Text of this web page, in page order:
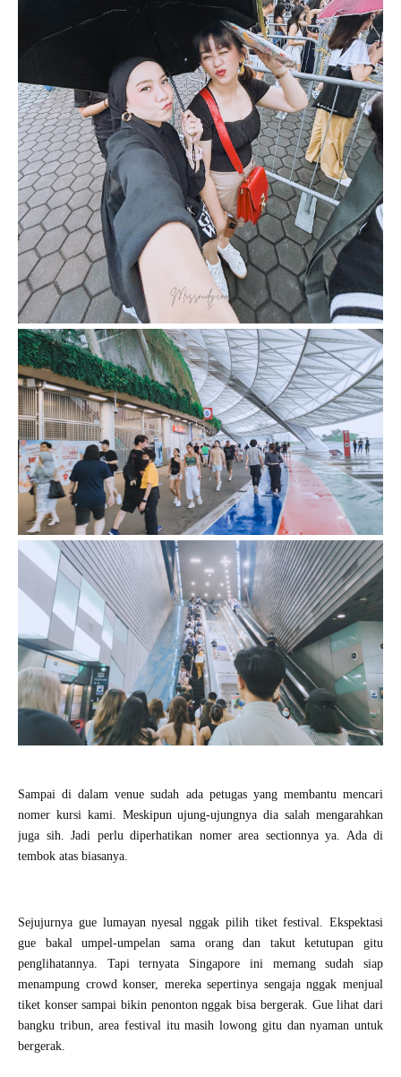
Sampai di dalam venue sudah ada petugas yang membantu mencari
nomer kursi kami. Meskipun ujung-ujungnya dia salah mengarahkan
juga sih. Jadi perlu diperhatikan nomer area sectionnya ya. Ada di
tembok atas biasanya.
Sejujurnya gue lumayan nyesal nggak pilih tiket festival. Ekspektasi
gue bakal umpel-umpelan sama orang dan takut ketutupan gitu
penglihatannya. Tapi ternyata Singapore ini memang sudah siap
menampung crowd konser, mereka sepertinya sengaja nggak menjual
tiket konser sampai bikin penonton nggak bisa bergerak. Gue lihat dari
bangku tribun, area festival itu masih lowong gitu dan nyaman untuk
bergerak.